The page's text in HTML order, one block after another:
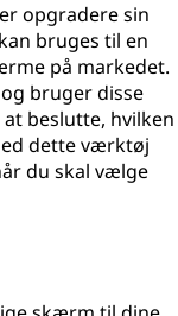
opgradere sin
bruges til en
på markedet.
bruger disse
beslutte, hvilken
dette værktøj
du skal vælge